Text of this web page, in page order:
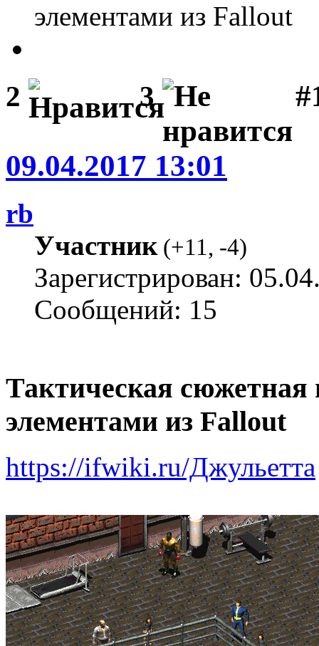
элементами из Fallout
2 3
09.04.2017 13:01
rb
Участник(+11, -4)
Зарегистрирован:
Сообщений: 15
Тактическая сюжетная
элементами из Fallout
https://ifwiki.ru/Джульетта